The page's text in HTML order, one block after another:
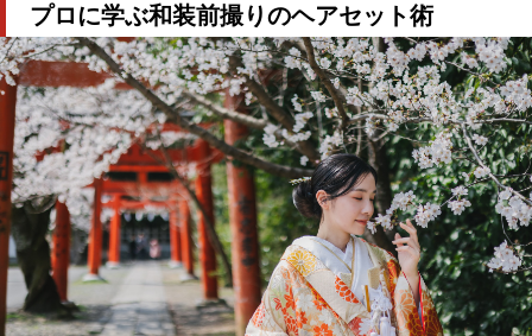
プロに学ぶ和装前撮りのヘアセット術